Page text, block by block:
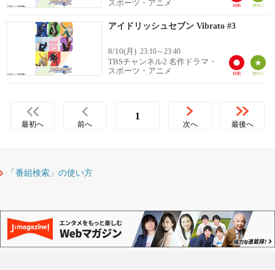
スポーツ・アニメ
アイドリッシュセブン Vibrato #3
8/10(月) 23:10～23:40
TBSチャンネル2 名作ドラマ・
スポーツ・アニメ
最初へ 前へ
1
次へ 最後へ
「番組検索」の使い方